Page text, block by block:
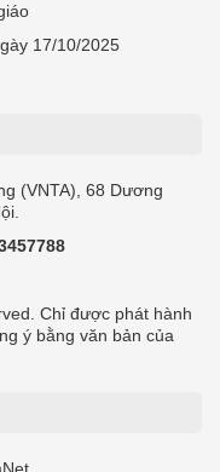
17/10/2025
(VNTA), 68 Dương
Chỉ được phát hành
ý bằng văn bản của